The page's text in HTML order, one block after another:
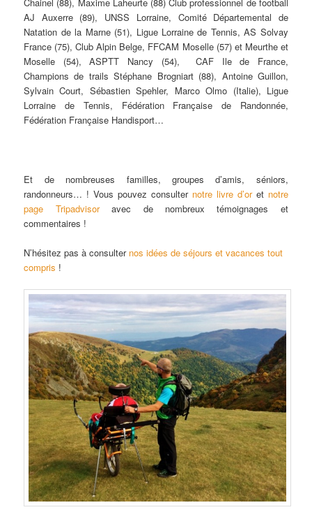
Chainel (88), Maxime Laheurte (88) Club professionnel de football
AJ Auxerre (89), UNSS Lorraine, Comité Départemental de
Natation de la Marne (51), Ligue Lorraine de Tennis, AS Solvay
France (75), Club Alpin Belge, FFCAM Moselle (57) et Meurthe et
Moselle (54), ASPTT Nancy (54), CAF Ile de France,
Champions de trails Stéphane Brogniart (88), Antoine Guillon,
Sylvain Court, Sébastien Spehler, Marco Olmo (Italie), Ligue
Lorraine de Tennis, Fédération Française de Randonnée,
Fédération Française Handisport…
Et de nombreuses familles, groupes d’amis, séniors,
randonneurs… ! Vous pouvez consulter notre livre d’or et notre
page Tripadvisoravec de nombreux témoignages et
commentaires !
N’hésitez pas à consulter nos idées de séjours et vacances tout
compris !